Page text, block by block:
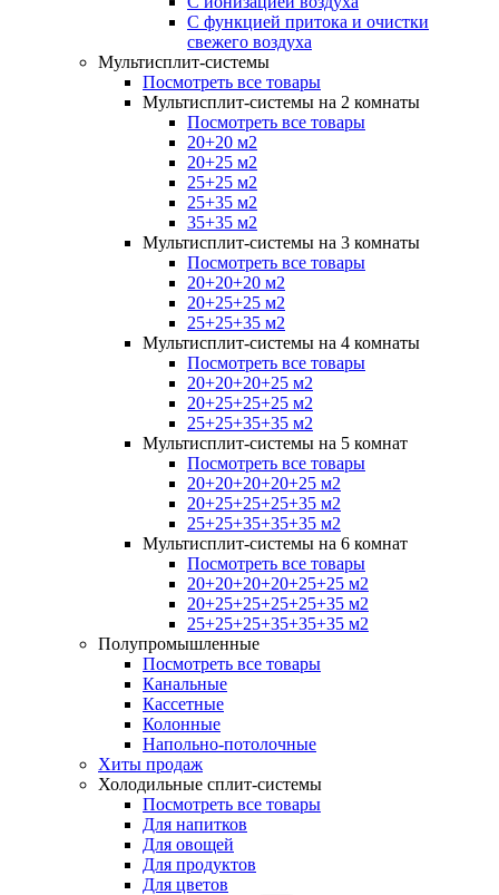
С функцией притока и очистки
свежего воздуха
Мультисплит-системы
Посмотреть все товары
Мультисплит-системы на 2 комнаты
Посмотреть все товары
20+20 м2
20+25 м2
25+25 м2
25+35 м2
35+35 м2
Мультисплит-системы на 3 комнаты
Посмотреть все товары
20+20+20 м2
20+25+25 м2
25+25+35 м2
Мультисплит-системы на 4 комнаты
Посмотреть все товары
20+20+20+25 м2
20+25+25+25 м2
25+25+35+35 м2
Мультисплит-системы на 5 комнат
Посмотреть все товары
20+20+20+20+25 м2
20+25+25+25+35 м2
25+25+35+35+35 м2
Мультисплит-системы на 6 комнат
Посмотреть все товары
20+20+20+20+25+25 м2
20+25+25+25+25+35 м2
25+25+25+35+35+35 м2
Полупромышленные
Посмотреть все товары
Канальные
Кассетные
Колонные
Напольно-потолочные
Хиты продаж
Холодильные сплит-системы
Посмотреть все товары
Для напитков
Для овощей
Для продуктов
Для цветов